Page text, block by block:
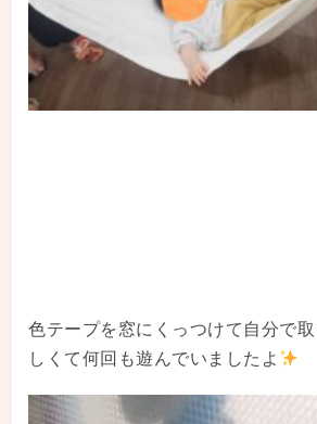
色テープを窓にくっつけて自分で
しくて何回も遊んでいましたよ